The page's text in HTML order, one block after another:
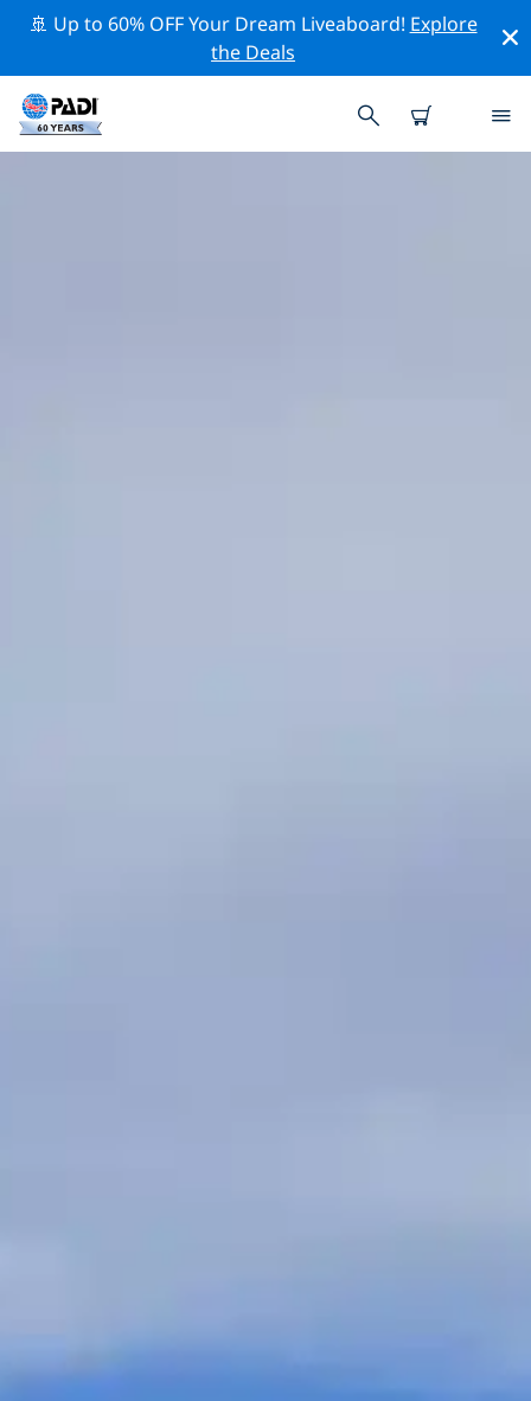
🚢 Up to 60% OFF Your Dream Liveaboard! Explore
the Deals